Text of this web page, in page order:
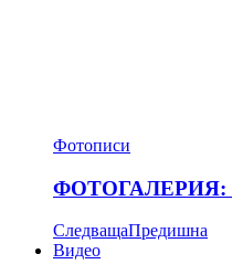
Фотописи
ФОТОГАЛЕРИЯ:
СледващаПредишна
Видео